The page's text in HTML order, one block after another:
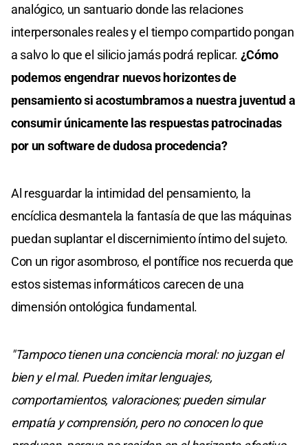
analógico, un santuario donde las relaciones
interpersonales reales y el tiempo compartido pongan
a salvo lo que el silicio jamás podrá replicar. ¿Cómo
podemos engendrar nuevos horizontes de
pensamiento si acostumbramos a nuestra juventud a
consumir únicamente las respuestas patrocinadas
por un software de dudosa procedencia?
Al resguardar la intimidad del pensamiento, la
encíclica desmantela la fantasía de que las máquinas
puedan suplantar el discernimiento íntimo del sujeto.
Con un rigor asombroso, el pontífice nos recuerda que
estos sistemas informáticos carecen de una
dimensión ontológica fundamental.
"Tampoco tienen una conciencia moral: no juzgan el
bien y el mal. Pueden imitar lenguajes,
comportamientos, valoraciones; pueden simular
empatía y comprensión, pero no conocen lo que